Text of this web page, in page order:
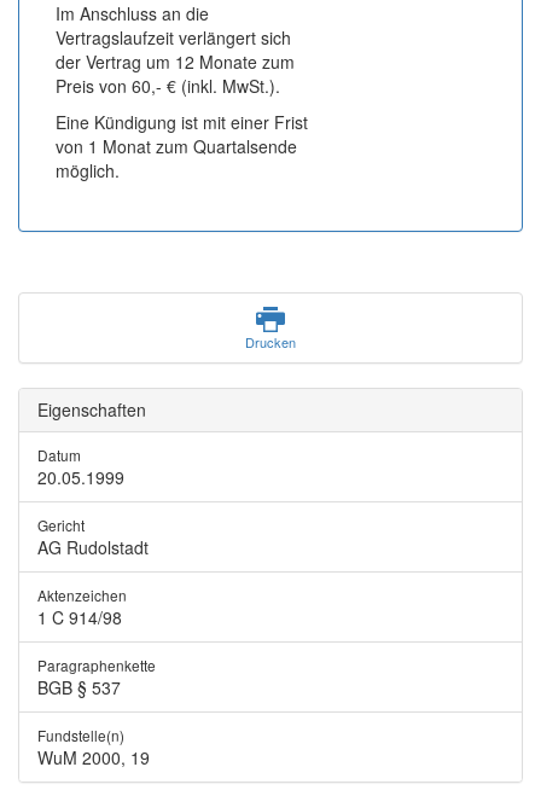
Im Anschluss an die
Vertragslaufzeit verlängert sich
der Vertrag um 12 Monate zum
Preis von 60,- € (inkl. MwSt.).
Eine Kündigung ist mit einer Frist
von 1 Monat zum Quartalsende
möglich.
Drucken
Eigenschaften
Datum
20.05.1999
Gericht
AG Rudolstadt
Aktenzeichen
1 C 914/98
Paragraphenkette
BGB § 537
Fundstelle(n)
WuM 2000, 19